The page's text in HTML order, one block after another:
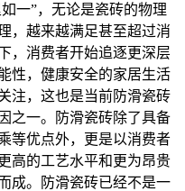
一”，无论是瓷砖的物理
，越来越满足甚至超过消
，消费者开始追逐更深层
性，健康安全的家居生活
注，这也是当前防滑瓷砖
之一。防滑瓷砖除了具备
等优点外，更是以消费者
高的工艺水平和更为昂贵
成。防滑瓷砖已经不是一